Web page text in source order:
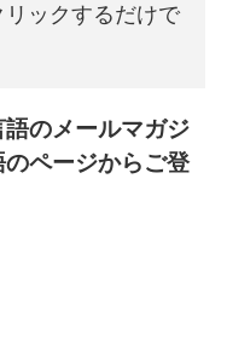
ックするだけで
のメールマガジ
ページからご登